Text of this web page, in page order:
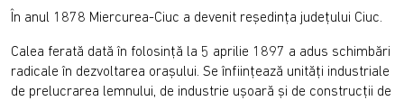
În anul 1878 Miercurea-Ciuc a devenit reşedinţa judeţului Ciuc.
Calea ferată dată în folosinţă la 5 aprilie 1897 a adus schimbări
radicale în dezvoltarea oraşului. Se înfiinţează unităţi industriale
de prelucrarea lemnului, de industrie uşoară şi de construcţii de